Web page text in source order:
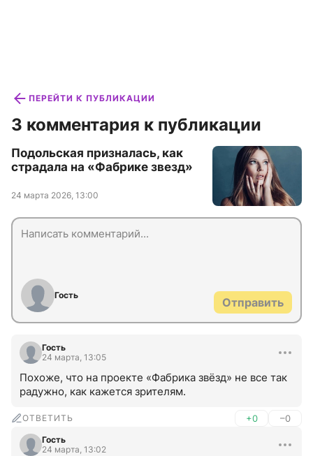
ПЕРЕЙТИ К ПУБЛИКАЦИИ
3 комментария к публикации
Подольская призналась, как
страдала на «Фабрике звезд»
24 марта 2026, 13:00
Гость
Отправить
Гость
24 марта, 13:05
Похоже, что на проекте «Фабрика звёзд» не все так
радужно, как кажется зрителям.
ОТВЕТИТЬ +0 –0
Гость
24 марта, 13:02